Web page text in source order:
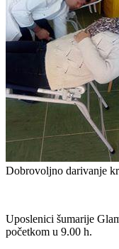
Dobrovoljno darivanje
Uposlenici šumarije
početkom u 9.00 h.